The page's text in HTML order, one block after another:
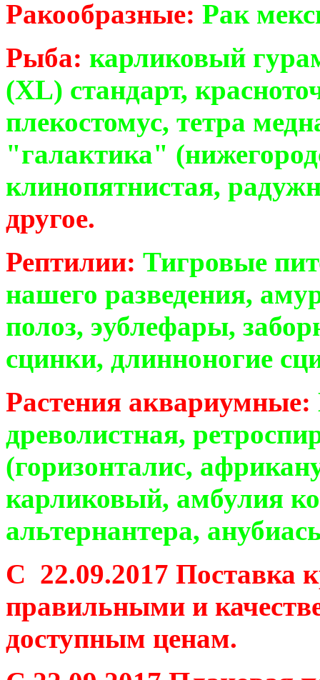
Ракообразные: Рак
Рыба: карликовый
(XL) стандарт,
плекостомус, тетра
"галактика"
клинопятнистая,
другое.
Рептилии: Тигровые
нашего разведения,
полоз, эублефары,
сцинки, длинноногие
Растения аквариумные:
древолистная,
(горизонталис,
карликовый, амбулия
альтернантера,
C 22.09.2017 Поставка
правильными и
доступным ценам.